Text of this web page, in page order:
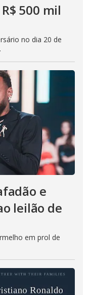
500 mil
no dia 20 de
e
leilão de
em prol de